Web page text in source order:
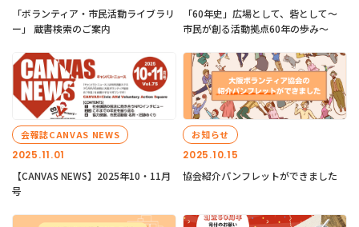
「ボランティア・市民活動ライブラリ
ー」 蔵書検索のご案内
「60年史」広場として、砦として～
市民が創る活動拠点60年の歩み～
2025.11.01
会報誌CANVAS NEWS
【CANVAS NEWS】2025年10・11月
号
2025.10.15
お知らせ
協会紹介パンフレットができました